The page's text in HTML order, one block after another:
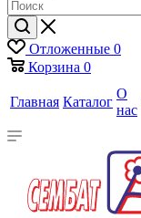
Отложенные 0
Корзина 0
Главная Каталог
О
нас